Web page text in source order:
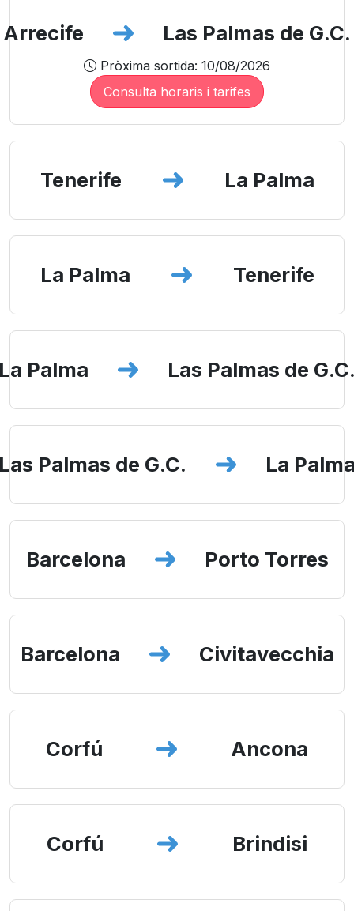
Arrecife Las Palmas de G.C.
Pròxima sortida: 10/08/2026
Consulta horaris i tarifes
Tenerife La Palma
La Palma Tenerife
Palma Las Palmas de
Palmas de G.C. La
Barcelona Porto Torres
Barcelona Civitavecchia
Corfú Ancona
Corfú Brindisi